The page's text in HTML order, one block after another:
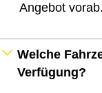
Angebot vorab.
Welche
Verfügung?